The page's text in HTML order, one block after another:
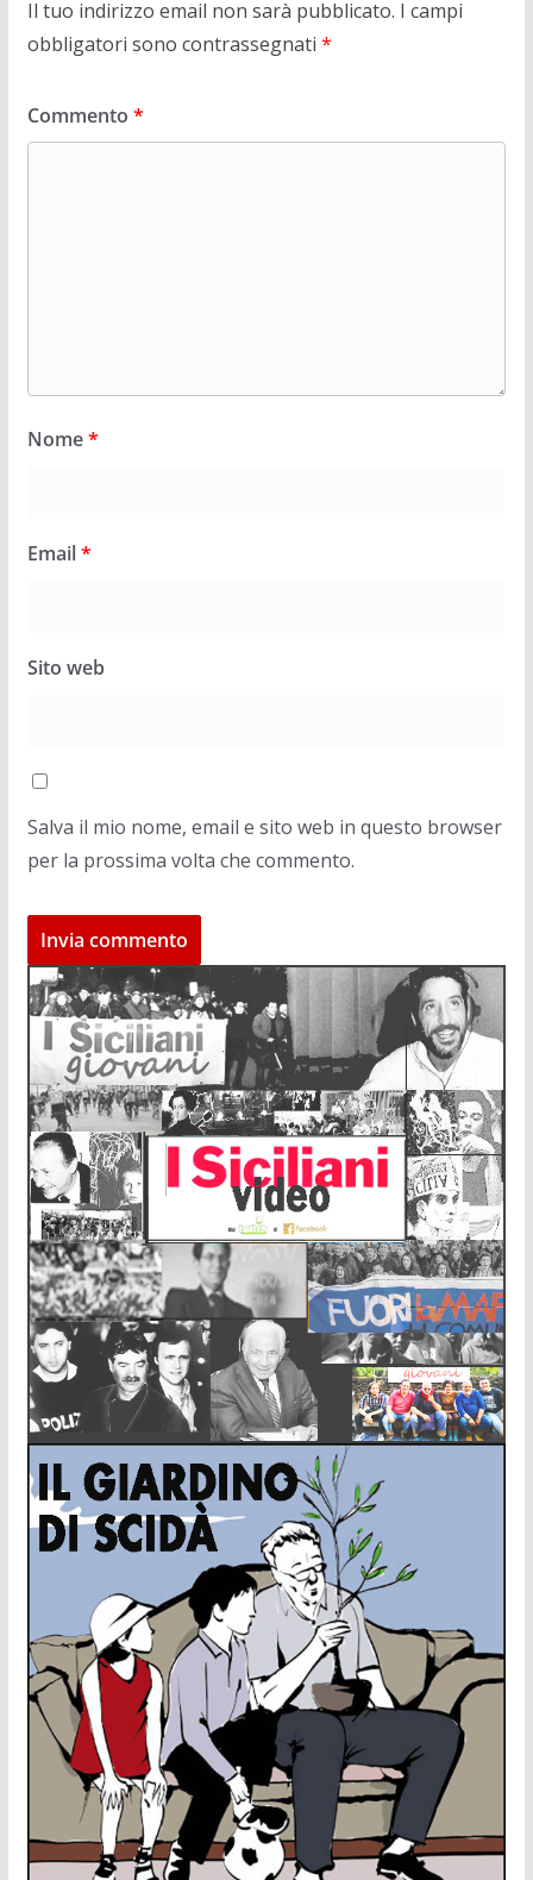
Il tuo indirizzo email non sarà pubblicato. I campi
obbligatori sono contrassegnati *
Commento *
Nome*
Email*
Sito web
Salva il mio nome, email e sito web in questo browser
per la prossima volta che commento.